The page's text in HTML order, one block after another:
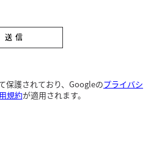
保護されており、Googleのプライバシ
規約が適用されます。